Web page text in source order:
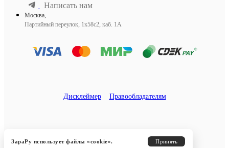
Написать нам
Москва,
Партийный переулок, 1к58с2, каб. 1А
Дисклеймер Правообладателям
ЗараРу использует файлы «cookie».
Принять